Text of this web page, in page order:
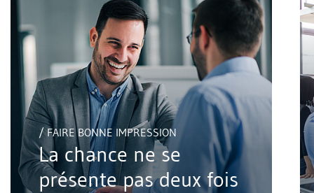
/ FAIRE BONNE IMPRESSION
La chance ne se
présente pas deux fois